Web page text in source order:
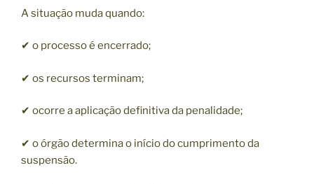
A situação muda quando:
✔ o processo é encerrado;
✔ os recursos terminam;
✔ ocorre a aplicação definitiva da penalidade;
✔ o órgão determina o início do cumprimento da
suspensão.